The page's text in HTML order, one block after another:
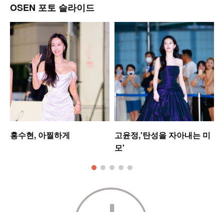
OSEN 포토 슬라이드
홍수현, 아찔하게
고윤정,'탄성을 자아내는 미
모'